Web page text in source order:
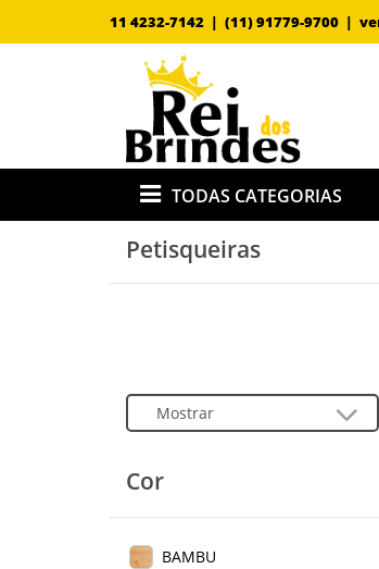
11 4232-7142 | (11) 91779-9700 |
TODAS CATEGORIAS
Petisqueiras
Cor
BAMBU